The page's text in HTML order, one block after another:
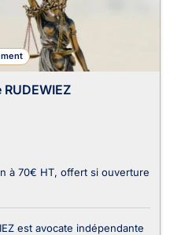
à 70€ HT, offert si ouverture
est avocate indépendante